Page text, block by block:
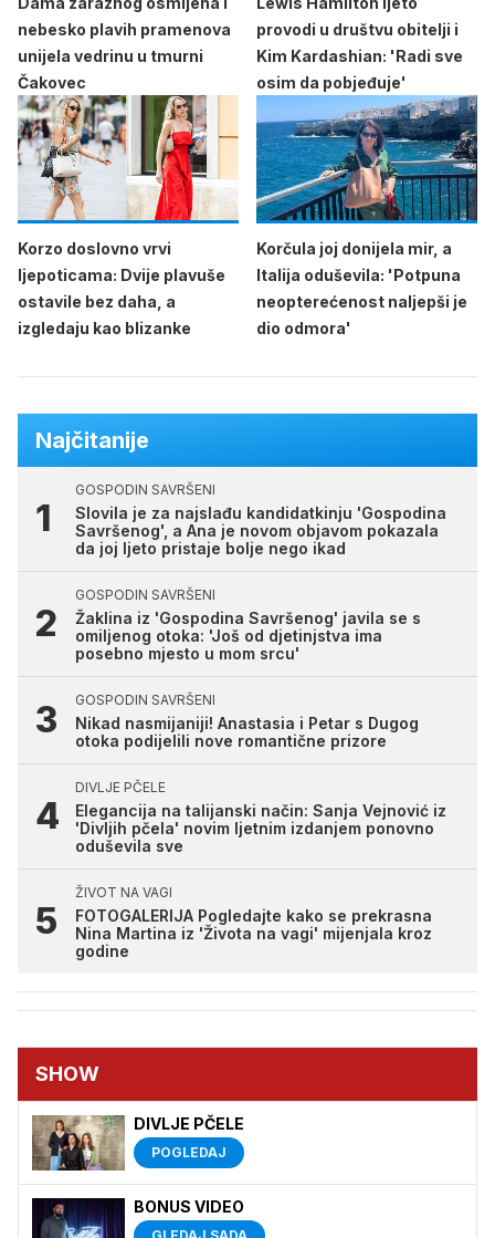
nebesko plavih pramenova
unijela vedrinu u tmurni
Čakovec
provodi u društvu obitelji i
Kim Kardashian: 'Radi sve
osim da pobjeđuje'
Korzo doslovno vrvi
ljepoticama: Dvije plavuše
ostavile bez daha, a
izgledaju kao blizanke
Korčula joj donijela mir, a
Italija oduševila: 'Potpuna
neopterećenost naljepši je
dio odmora'
Najčitanije
GOSPODIN SAVRŠENI
Slovila je za najslađu kandidatkinju 'Gospodina
Savršenog', a Ana je novom objavom pokazala
da joj ljeto pristaje bolje nego ikad
GOSPODIN SAVRŠENI
Žaklina iz 'Gospodina Savršenog' javila se s
omiljenog otoka: 'Još od djetinjstva ima
posebno mjesto u mom srcu'
GOSPODIN SAVRŠENI
Nikad nasmijaniji! Anastasia i Petar s Dugog
otoka podijelili nove romantične prizore
DIVLJE PČELE
Elegancija na talijanski način: Sanja Vejnović iz
'Divljih pčela' novim ljetnim izdanjem ponovno
oduševila sve
ŽIVOT NA VAGI
FOTOGALERIJA Pogledajte kako se prekrasna
Nina Martina iz 'Života na vagi' mijenjala kroz
godine
SHOW
DIVLJE PČELE
POGLEDAJ
BONUS VIDEO